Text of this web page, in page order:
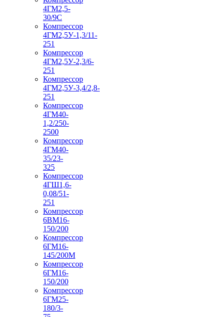
4ГМ2,5-
30/9С
Компрессор
4ГМ2,5У-1,3/11-
251
Компрессор
4ГМ2,5У-2,3/6-
251
Компрессор
4ГМ2,5У-3,4/2,8-
251
Компрессор
4ГМ40-
1,2/250-
2500
Компрессор
4ГМ40-
35/23-
325
Компрессор
4ГШ1,6-
0,08/51-
251
Компрессор
6ВМ16-
150/200
Компрессор
6ГМ16-
145/200М
Компрессор
6ГМ16-
150/200
Компрессор
6ГМ25-
180/3-